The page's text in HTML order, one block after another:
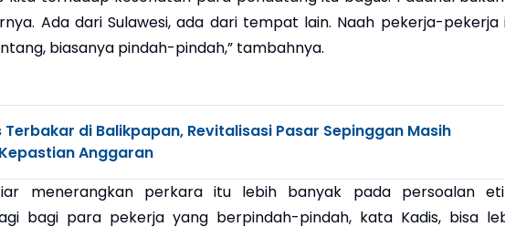
Ada dari Sulawesi, ada dari tempat lain. Naah pekerja-pekerja
biasanya pindah-pindah,” tambahnya.
Terbakar di Balikpapan, Revitalisasi Pasar Sepinggan Masih
Anggaran
menerangkan perkara itu lebih banyak pada persoalan
bagi para pekerja yang berpindah-pindah, kata Kadis, bisa